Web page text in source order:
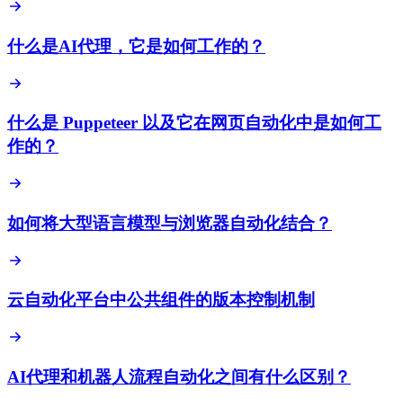
什么是AI代理，它是如何工作的？
什么是 Puppeteer 以及它在网页自动化中是如何工
作的？
如何将大型语言模型与浏览器自动化结合？
云自动化平台中公共组件的版本控制机制
AI代理和机器人流程自动化之间有什么区别？